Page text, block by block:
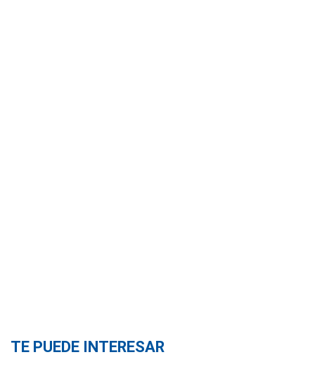
TE PUEDE INTERESAR